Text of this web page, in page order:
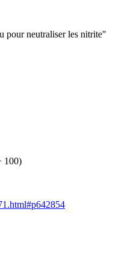
pour neutraliser les nitrite"
100)